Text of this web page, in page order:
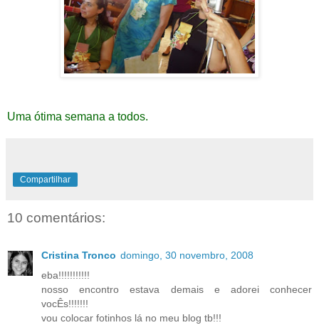
Uma ótima semana a todos.
Compartilhar
10 comentários:
Cristina Tronco domingo, 30 novembro, 2008
eba!!!!!!!!!!!
nosso encontro estava demais e adorei conhecer
vocÊs!!!!!!!
vou colocar fotinhos lá no meu blog tb!!!